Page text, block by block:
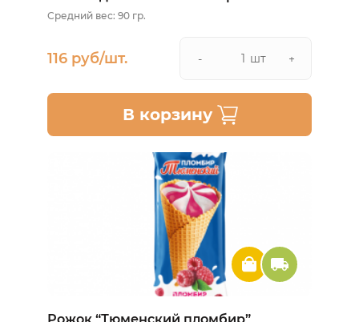
Средний вес: 90 гр.
116 руб/шт. - шт +
В корзину